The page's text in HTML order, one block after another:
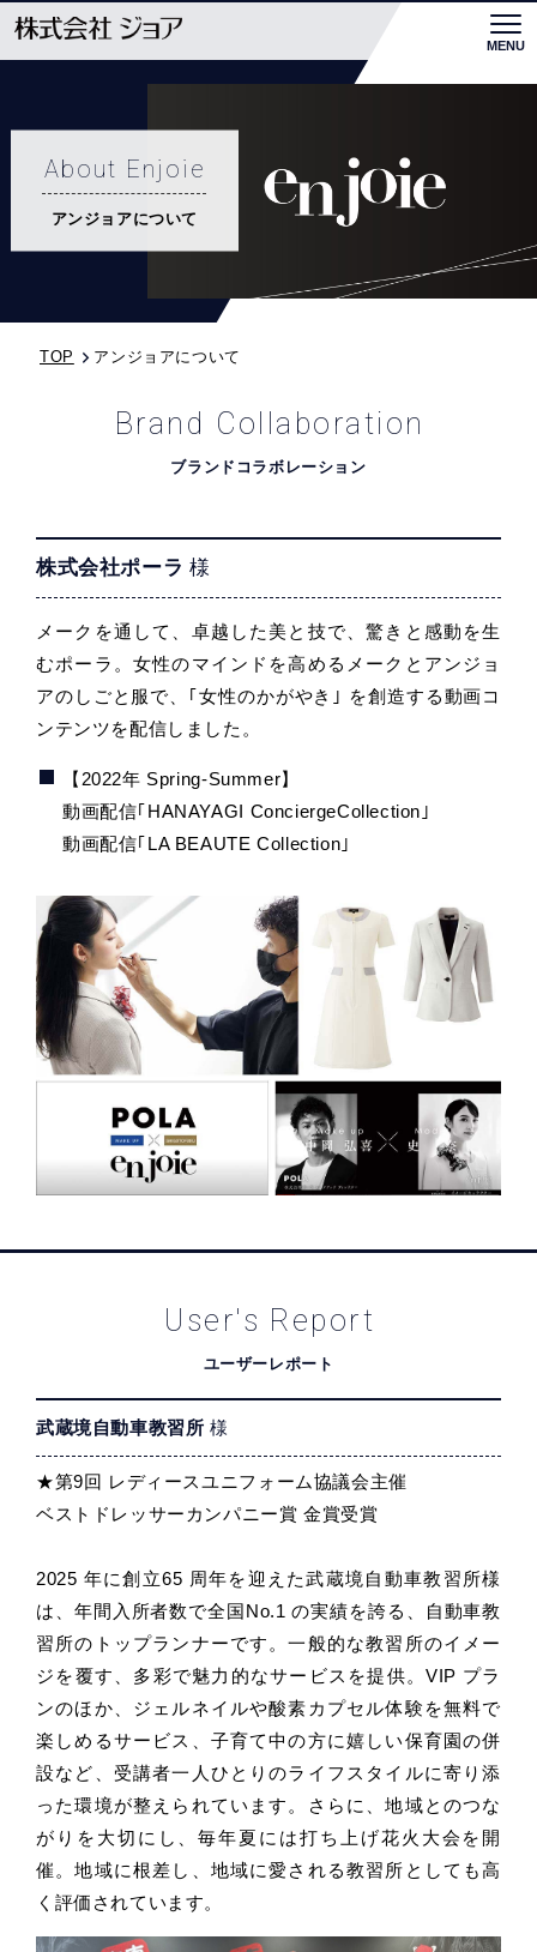
MENU
TOP
ブランド紹介
私たちの取り組み
企業情報
採用情報
販売代理店の方
特別寸法記入表 (1.4MB)
販売代理店発注・在庫照会
カタログダウンロード
About Enjoie
アンジョアについて
TOP アンジョアについて
Brand Collaboration
ブランドコラボレーション
株式会社ポーラ 様
メークを通して、卓越した美と技で、驚きと感動を生
むポーラ。女性のマインドを高めるメークとアンジョ
アのしごと服で、｢女性のかがやき｣ を創造する動画コ
ンテンツを配信しました。
【2022年 Spring-Summer】
動画配信｢HANAYAGI ConciergeCollection｣
動画配信｢LA BEAUTE Collection｣
User's Report
ユーザーレポート
武蔵境自動車教習所 様
★第9回 レディースユニフォーム協議会主催
ベストドレッサーカンパニー賞 金賞受賞
2025 年に創立65 周年を迎えた武蔵境自動車教習所様
は、年間入所者数で全国No.1 の実績を誇る、自動車教
習所のトップランナーです。一般的な教習所のイメー
ジを覆す、多彩で魅力的なサービスを提供。VIP プラ
ンのほか、ジェルネイルや酸素カプセル体験を無料で
楽しめるサービス、子育て中の方に嬉しい保育園の併
設など、受講者一人ひとりのライフスタイルに寄り添
った環境が整えられています。さらに、地域とのつな
がりを大切にし、毎年夏には打ち上げ花火大会を開
催。地域に根差し、地域に愛される教習所としても高
く評価されています。